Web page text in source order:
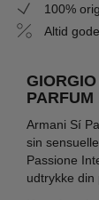
100%
Altid
PARFUM
Armani Sí
sin
Passione
udtrykke din